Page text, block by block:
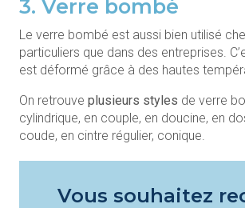
3. Verre bombé
Le verre bombé est aussi bien utilisé
particuliers que dans des entreprises.
est déformé grâce à des hautes
On retrouve plusieurs styles de verre
cylindrique, en couple, en doucine, en
coude, en cintre régulier, conique.
Vous souhaitez